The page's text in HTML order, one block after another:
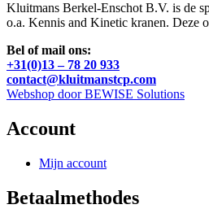
Kluitmans Berkel-Enschot B.V. is de
o.a. Kennis and Kinetic kranen. Deze
Bel of mail ons:
+31(0)13 – 78 20 933
contact@kluitmanstcp.com
Webshop door BEWISE Solutions
Account
Mijn account
Betaalmethodes